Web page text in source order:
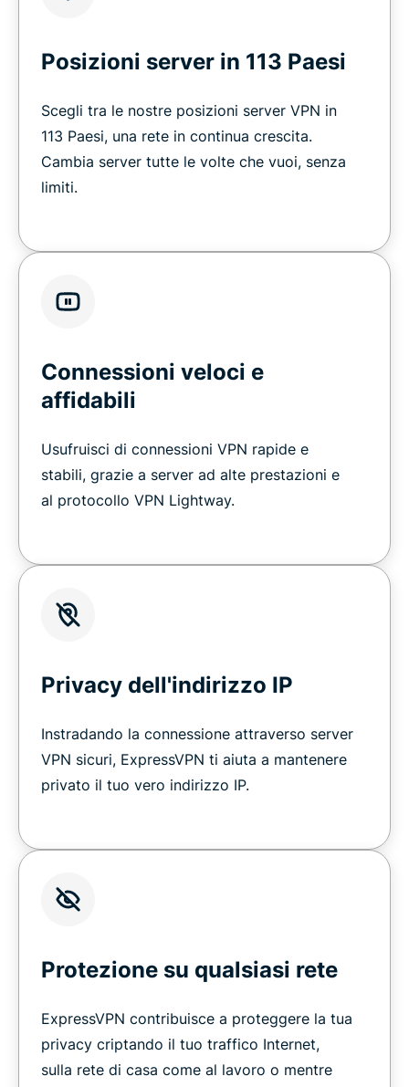
Posizioni server in 113 Paesi
Scegli tra le nostre posizioni server VPN in
113 Paesi, una rete in continua crescita.
Cambia server tutte le volte che vuoi, senza
limiti.
Connessioni veloci e
affidabili
Usufruisci di connessioni VPN rapide e
stabili, grazie a server ad alte prestazioni e
al protocollo VPN Lightway.
Privacy dell'indirizzo IP
Instradando la connessione attraverso server
VPN sicuri, ExpressVPN ti aiuta a mantenere
privato il tuo vero indirizzo IP.
Protezione su qualsiasi rete
ExpressVPN contribuisce a proteggere la tua
privacy criptando il tuo traffico Internet,
sulla rete di casa come al lavoro o mentre